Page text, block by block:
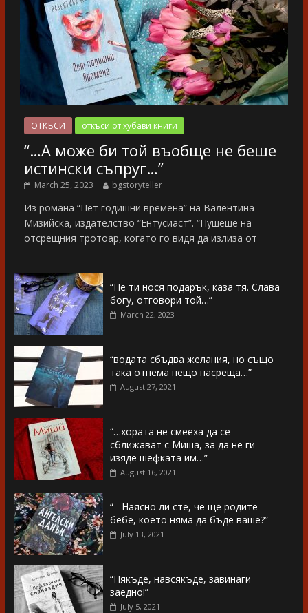
ОТКЪСИ откъси от хубави книги
“…А може би той въобще не беше
истински съпруг…”
March 25, 2023 bgstoryteller
Из романа “Пет годишни времена” на Валентина
Мизийска, издателство “Ентусиаст”. “Пушеше на
отсрещния тротоар, когато го видя да излиза от
“Не ти нося подарък, каза тя. Слава
богу, отговори той…”
March 22, 2023
“водата сбъдва желания, но също
така отнема нещо насреща…”
August 27, 2021
“…хората не смееха да се
сближават с Миша, за да не ги
изяде шефката им…”
August 16, 2021
“– Наясно ли сте, че ще родите
бебе, което няма да бъде ваше?”
July 13, 2021
“Някъде, навсякъде, завинаги
заедно!”
July 5, 2021